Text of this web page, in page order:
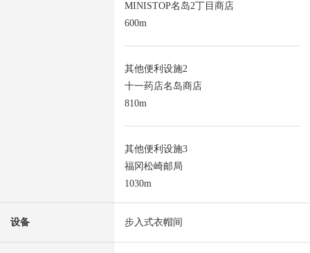
MINISTOP名岛2丁目商店
600m
其他便利设施2
十一药店名岛商店
810m
其他便利设施3
福冈松崎邮局
1030m
设备 步入式衣帽间